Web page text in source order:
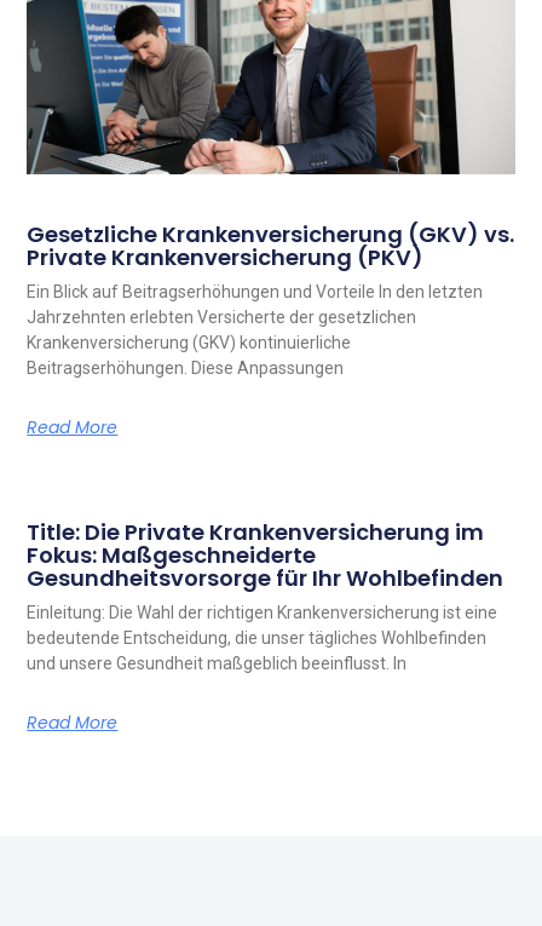
Gesetzliche Krankenversicherung (GKV) vs.
Private Krankenversicherung (PKV)
Ein Blick auf Beitragserhöhungen und Vorteile In den letzten
Jahrzehnten erlebten Versicherte der gesetzlichen
Krankenversicherung (GKV) kontinuierliche
Beitragserhöhungen. Diese Anpassungen
Read More
Title: Die Private Krankenversicherung im
Fokus: Maßgeschneiderte
Gesundheitsvorsorge für Ihr Wohlbefinden
Einleitung: Die Wahl der richtigen Krankenversicherung ist eine
bedeutende Entscheidung, die unser tägliches Wohlbefinden
und unsere Gesundheit maßgeblich beeinflusst. In
Read More